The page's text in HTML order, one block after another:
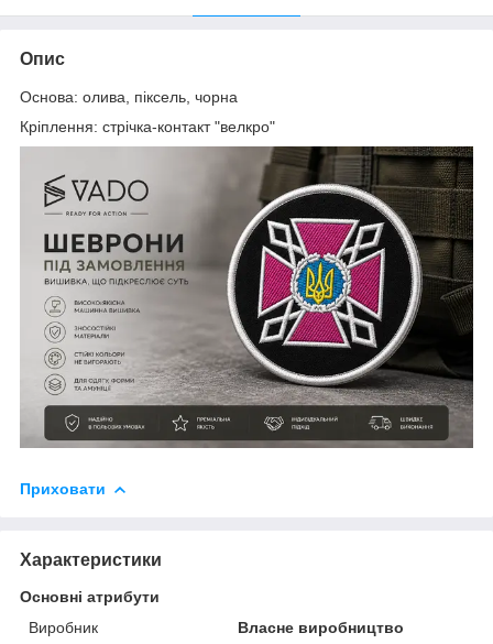
Опис
Основа: олива, піксель, чорна
Кріплення: стрічка-контакт "велкро"
Приховати
Характеристики
Основні атрибути
Виробник
Власне виробництво